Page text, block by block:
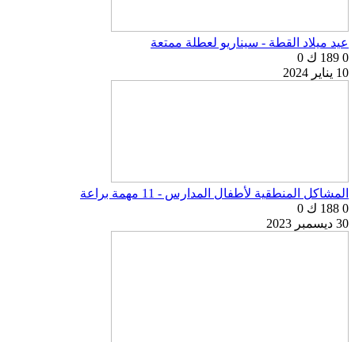
عيد ميلاد القطة - سيناريو لعطلة ممتعة
0 189 ك
0
10 يناير 2024
المشاكل المنطقية لأطفال المدارس - 11 مهمة براعة
0 188 ك
0
30 ديسمبر 2023